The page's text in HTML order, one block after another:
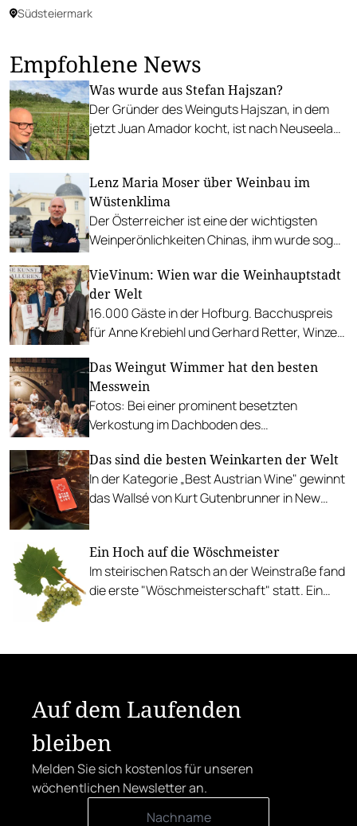
Südsteiermark
Empfohlene News
Was wurde aus Stefan Hajszan?
Der Gründer des Weinguts Hajszan, in dem
jetzt Juan Amador kocht, ist nach Neuseeland
Lenz Maria Moser über Weinbau im
Wüstenklima
Der Österreicher ist eine der wichtigsten
Weinperönlichkeiten Chinas, ihm wurde sogar
Moser XV.
VieVinum: Wien war die Weinhauptstadt
der Welt
16.000 Gäste in der Hofburg. Bacchuspreis
für Anne Krebiehl und Gerhard Retter, Winzer
Das Weingut Wimmer hat den besten
Messwein
Fotos: Bei einer prominent besetzten
Verkostung im Dachboden des
durchgesetzt.
Das sind die besten Weinkarten der Welt
In der Kategorie „Best Austrian Wine" gewinnt
das Wallsé von Kurt Gutenbrunner in New
Ein Hoch auf die Wöschmeister
Im steirischen Ratsch an der Weinstraße fand
die erste "Wöschmeisterschaft" statt. Ein
Auf dem Laufenden
bleiben
Melden Sie sich kostenlos für unseren
wöchentlichen Newsletter an.